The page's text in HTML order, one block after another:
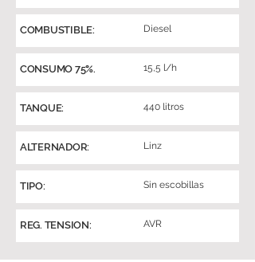
COMBUSTIBLE: Diesel
CONSUMO 75%. 15,5 l/h
TANQUE: 440 litros
ALTERNADOR: Linz
TIPO: Sin escobillas
REG. TENSION: AVR